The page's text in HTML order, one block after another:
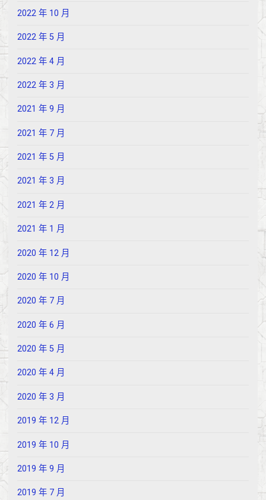
2022 年 10 月
2022 年 5 月
2022 年 4 月
2022 年 3 月
2021 年 9 月
2021 年 7 月
2021 年 5 月
2021 年 3 月
2021 年 2 月
2021 年 1 月
2020 年 12 月
2020 年 10 月
2020 年 7 月
2020 年 6 月
2020 年 5 月
2020 年 4 月
2020 年 3 月
2019 年 12 月
2019 年 10 月
2019 年 9 月
2019 年 7 月